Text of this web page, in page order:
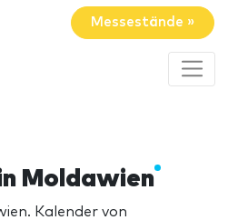
Messestände »
Moldawien
Kalender von